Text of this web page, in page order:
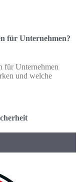
für Unternehmen?
für Unternehmen
und welche